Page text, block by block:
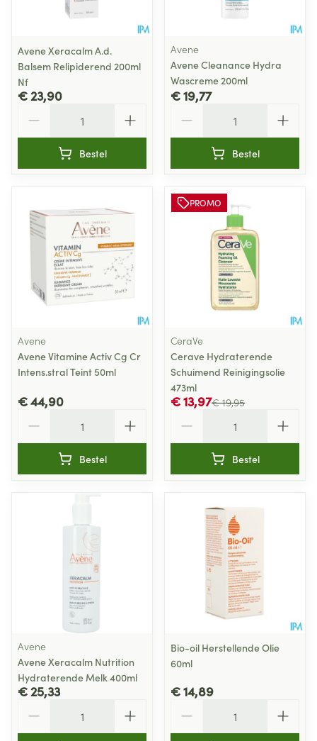
Avene Xeracalm A.d.
Balsem Relipiderend 200ml
Nf
€ 23,90
Bestel
Avene
Avene Cleanance Hydra
Wascreme 200ml
€ 19,77
Bestel
Avene
Avene Vitamine Activ Cg Cr
Intens.stral Teint 50ml
€ 44,90
Bestel
PROMO
CeraVe
Cerave Hydraterende
Schuimend Reinigingsolie
473ml
€ 19,95
€ 13,97
Bestel
Avene
Avene Xeracalm Nutrition
Hydraterende Melk 400ml
€ 25,33
Bio-oil Herstellende Olie
60ml
€ 14,89